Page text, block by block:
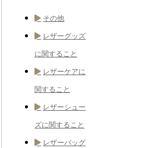
その他
レザーグッズ
に関すること
レザーケアに
関すること
レザーシュー
ズに関すること
レザーバッグ